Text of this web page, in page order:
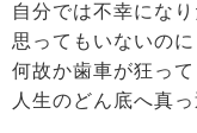
自分では不幸にな
思ってもいないのに
何故か歯車が狂って
人生のどん底へ真っ